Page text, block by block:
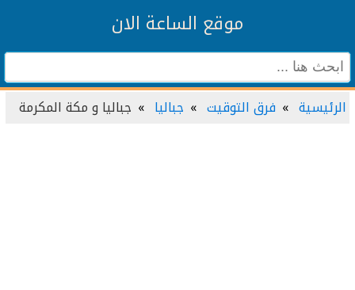
موقع الساعة الان
الرئيسية فرق التوقيت جباليا جباليا و مكة المكرمة